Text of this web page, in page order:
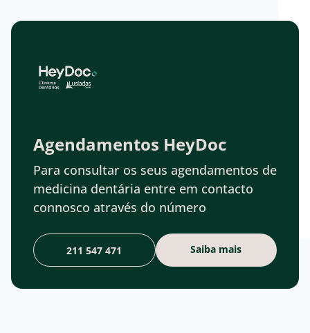
Agendamentos HeyDoc
Para consultar os seus agendamentos de
medicina dentária entre em contacto
connosco através do número
211 547 471 Saiba mais